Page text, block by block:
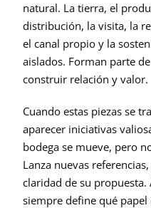
natural. La tierra, el
distribución, la visita, la
el canal propio y la
aislados. Forman parte
construir relación y valor.
Cuando estas piezas se
aparecer iniciativas
bodega se mueve, pero
Lanza nuevas
claridad de su propuesta.
siempre define qué papel